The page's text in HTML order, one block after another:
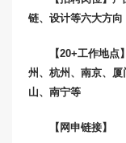
链、设计等六大方向
【20+工作地
州、杭州、南京、
山、南宁等
【网申链接】